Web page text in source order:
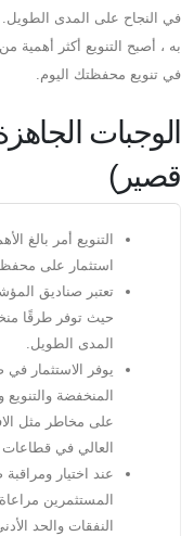
في النجاح على المدى الطويل.
به ، أصبح التنويع أكثر
في تنويع محفظتك اليوم.
الوجبات
قصير)
التنويع أمر بالغ
استثمار على
تعتبر صناديق
حيث توفر طرقًا
المدى الطويل.
يوفر الاستثمار
المنخفضة والتنويع
على مخاطر مثل
العالي في قطاعات
عند اختيار
المستثمرين
النفقات والحد